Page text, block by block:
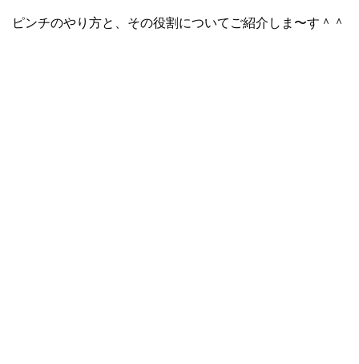
ピンチのやり方と、その役割についてご紹介しま〜す＾＾